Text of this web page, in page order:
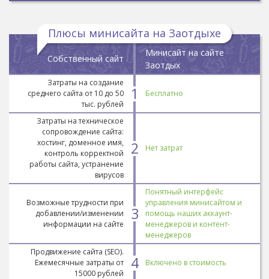
Плюсы минисайта на Заотдыхе
Собственный сайт
Минисайт на сайте
Заотдых
1
Затраты на создание
среднего сайта от 10 до 50
тыс. рублей
Бесплатно
2
Затраты на техническое
сопровождение сайта:
хостинг, доменное имя,
контроль корректной
работы сайта, устранение
вирусов
Нет затрат
3
Возможные трудности при
добавлении/изменении
информации на сайте
Понятный интерфейс
управления минисайтом и
помощь наших аккаунт-
менеджеров и контент-
менеджеров
4
Продвижение сайта (SEO).
Ежемесячные затраты от
15000 рублей
Включено в стоимость